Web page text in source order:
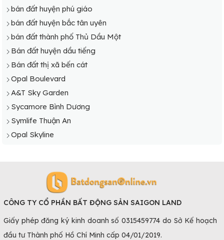
bán đất huyện phú giáo
bán đất huyện bắc tân uyên
bán đất thành phố Thủ Dầu Một
Bán đất huyện dầu tiếng
Bán đất thị xã bến cát
Opal Boulevard
A&T Sky Garden
Sycamore Bình Dương
Symlife Thuận An
Opal Skyline
CÔNG TY CỔ PHẦN BẤT ĐỘNG SẢN SAIGON LAND
Giấy phép đăng ký kinh doanh số 0315459774 do Sở Kế hoạch
đầu tư Thành phố Hồ Chí Minh cấp 04/01/2019.